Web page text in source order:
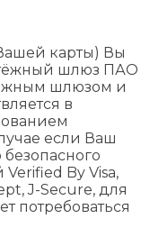
карты) Вы
шлюз ПАО
шлюзом и
в
если Ваш
By Visa,
J-Secure, для
потребоваться